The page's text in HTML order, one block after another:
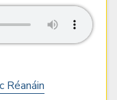
Réanáin